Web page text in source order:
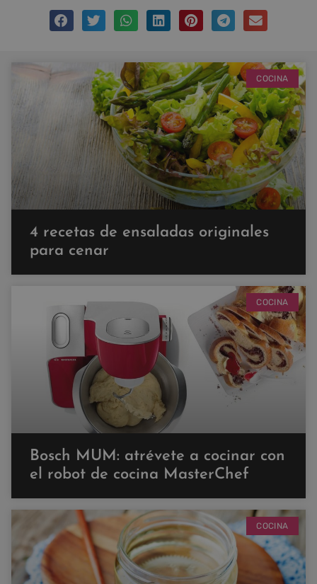
COCINA
4 recetas de ensaladas originales
para cenar
COCINA
Bosch MUM: atrévete a cocinar con
el robot de cocina MasterChef
COCINA